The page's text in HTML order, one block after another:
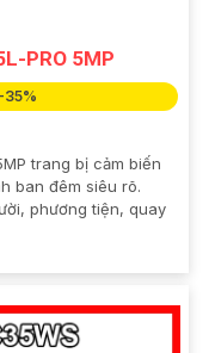
PRO 5MP
35%
trang bị cảm biến
ban đêm siêu rõ.
phương tiện, quay